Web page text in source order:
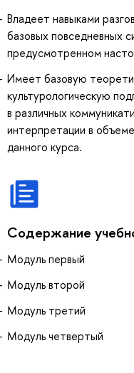
Владеет навыками
базовых повседневных
предусмотренном
Имеет базовую
культурологическую
в различных
интерпретации в
данного курса.
Содержание
Модуль первый
Модуль второй
Модуль третий
Модуль четвертый